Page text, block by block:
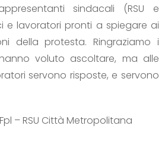
sindacali (RSU e
e lavoratori pronti a spiegare ai
della protesta. Ringraziamo i
voluto ascoltare, ma alle
servono risposte, e servono
– RSU Città Metropolitana